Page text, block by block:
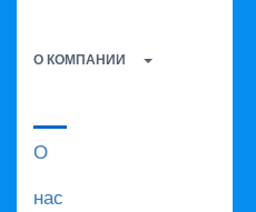
О КОМПАНИИ
О
нас